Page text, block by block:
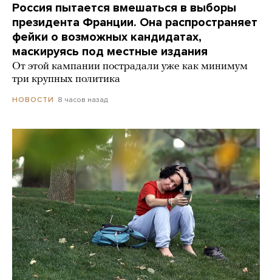
Россия пытается вмешаться в выборы
президента Франции. Она распространяет
фейки о возможных кандидатах,
маскируясь под местные издания
От этой кампании пострадали уже как минимум
три крупных политика
НОВОСТИ 8 часов назад